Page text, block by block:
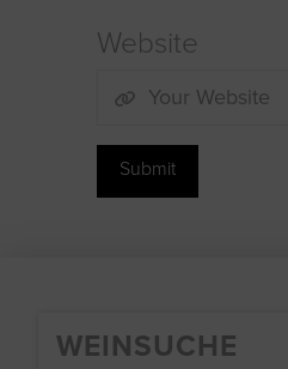
Website
WEINSUCHE